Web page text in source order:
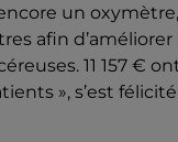
un oxymètre,
afin
11 157 €
», s’est